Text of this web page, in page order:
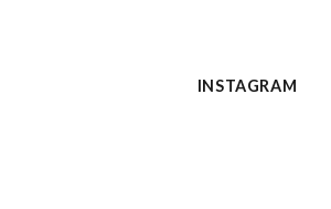
INSTAGRAM